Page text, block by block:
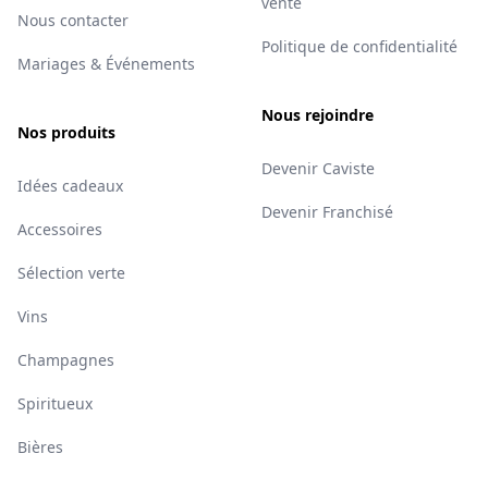
Nous contacter
Mariages & Événements
Nos produits
Idées cadeaux
Accessoires
Sélection verte
Vins
Champagnes
Spiritueux
Bières
Politique de confidentialité
Nous rejoindre
Devenir Caviste
Devenir Franchisé